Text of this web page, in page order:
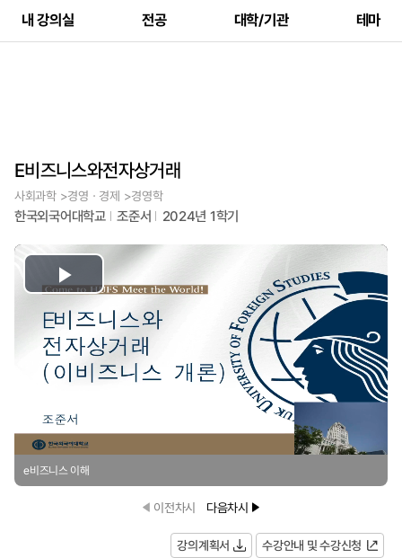
내 강의실 전공 대학/기관 테마
E비즈니스와전자상거래
사회과학 >경영ㆍ경제 >경영학
한국외국어대학교 조준서 2024년 1학기
Play
Video
e비즈니스 이해
이전차시 다음차시
강의계획서
수강안내 및 수강신청